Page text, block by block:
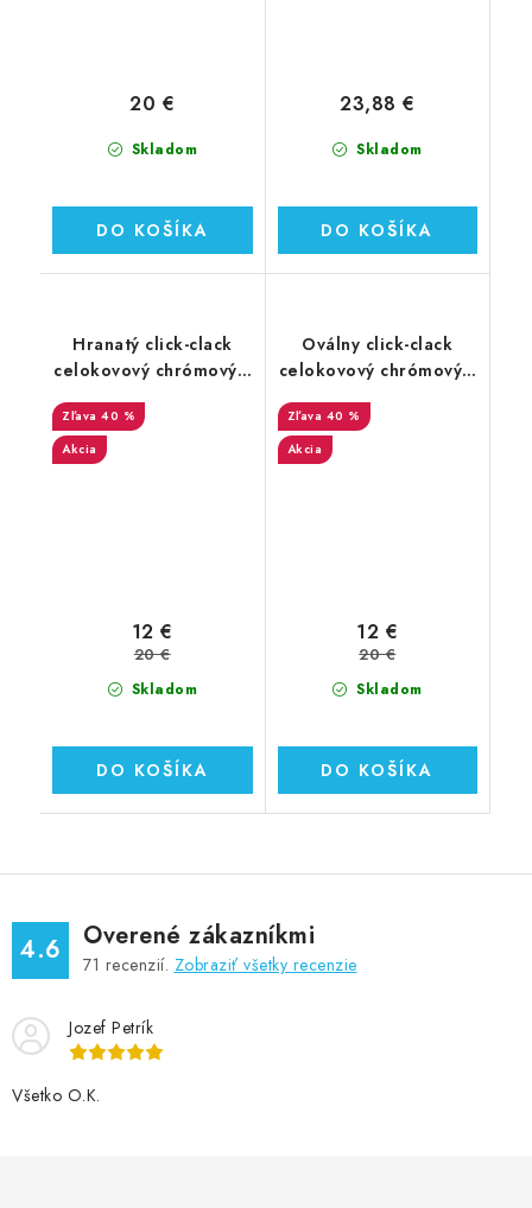
Skladom
20 €
DO KOŠÍKA
Skladom
23,88 €
DO KOŠÍKA
Hranatý click-clack
celokovový chrómový s
40 %
Akcia
Skladom
12 €
20 €
DO KOŠÍKA
Oválny click-clack
celokovový chrómový s
40 %
Akcia
Skladom
12 €
20 €
DO KOŠÍKA
4.6 Overené zákazníkmi
71 recenzií. Zobraziť všetky recenzie
Jozef Petrík
Všetko O.K.